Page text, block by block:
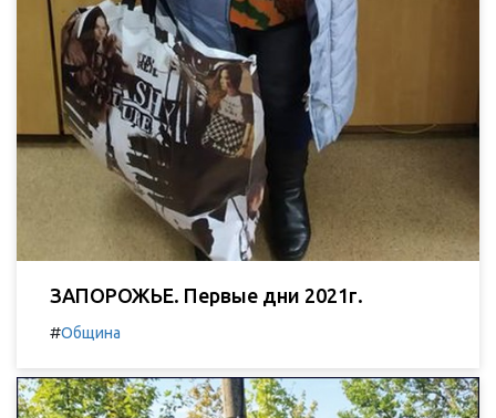
ЗАПОРОЖЬЕ. Первые дни 2021г.
#Община